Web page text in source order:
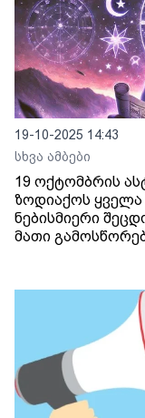
19-10-2025 14:43
სხვა ამბები
19 ოქტომბრის
ზოდიაქოს ყველა
ნებისმიერი
მათი